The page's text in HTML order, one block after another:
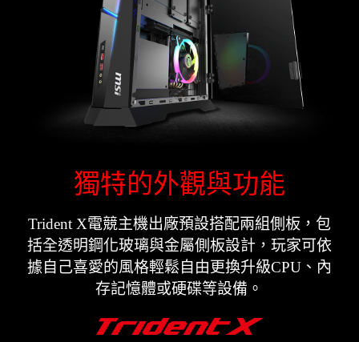
獨特的外觀與功能
Trident X電競主機出廠預設搭配兩組側板，包
括全透明鋼化玻璃與金屬側板設計，玩家可依
據自己喜愛的風格輕鬆自由更換升級CPU、內
存記憶體或硬碟等設備。